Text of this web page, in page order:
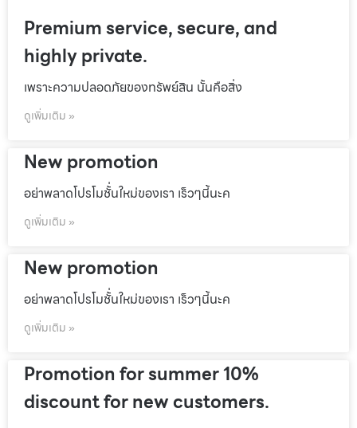
Premium service, secure, and
highly private.
เพราะความปลอดภัยของทรัพย์สิน นั้นคือสิ่ง
ดูเพิ่มเติม »
New promotion
อย่าพลาดโปรโมชั้่นใหม่ของเรา เร็วๆนี้นะค
ดูเพิ่มเติม »
New promotion
อย่าพลาดโปรโมชั้่นใหม่ของเรา เร็วๆนี้นะค
ดูเพิ่มเติม »
Promotion for summer 10%
discount for new customers.